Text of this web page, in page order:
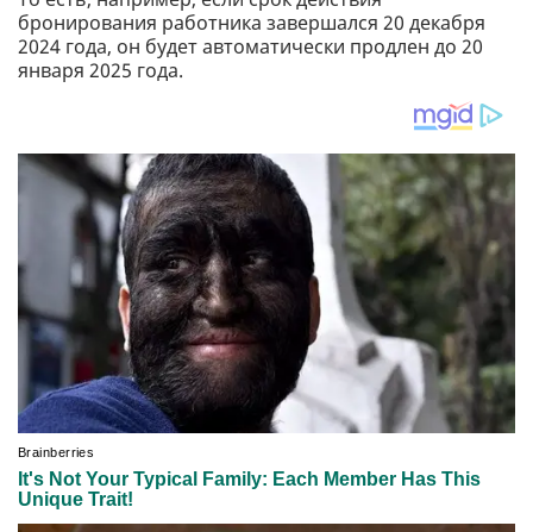
бронирования работника завершался 20 декабря
2024 года, он будет автоматически продлен до 20
января 2025 года.